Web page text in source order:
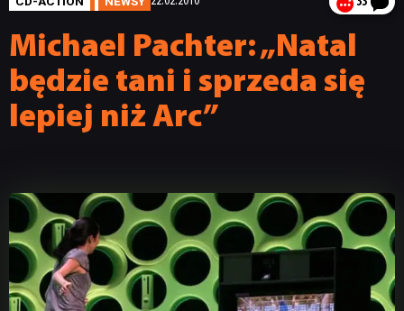
Michael Pachter: „Natal
będzie tani i sprzeda się
lepiej niż Arc”